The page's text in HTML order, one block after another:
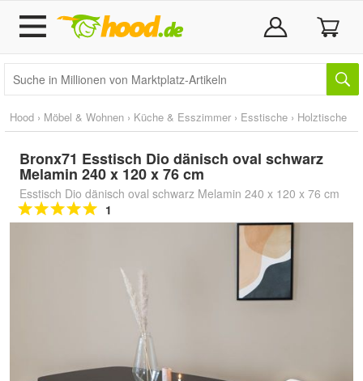
Hood › Möbel & Wohnen › Küche & Esszimmer › Esstische › Holztische
Bronx71 Esstisch Dio dänisch oval schwarz
Melamin 240 x 120 x 76 cm
Esstisch Dio dänisch oval schwarz Melamin 240 x 120 x 76 cm
1